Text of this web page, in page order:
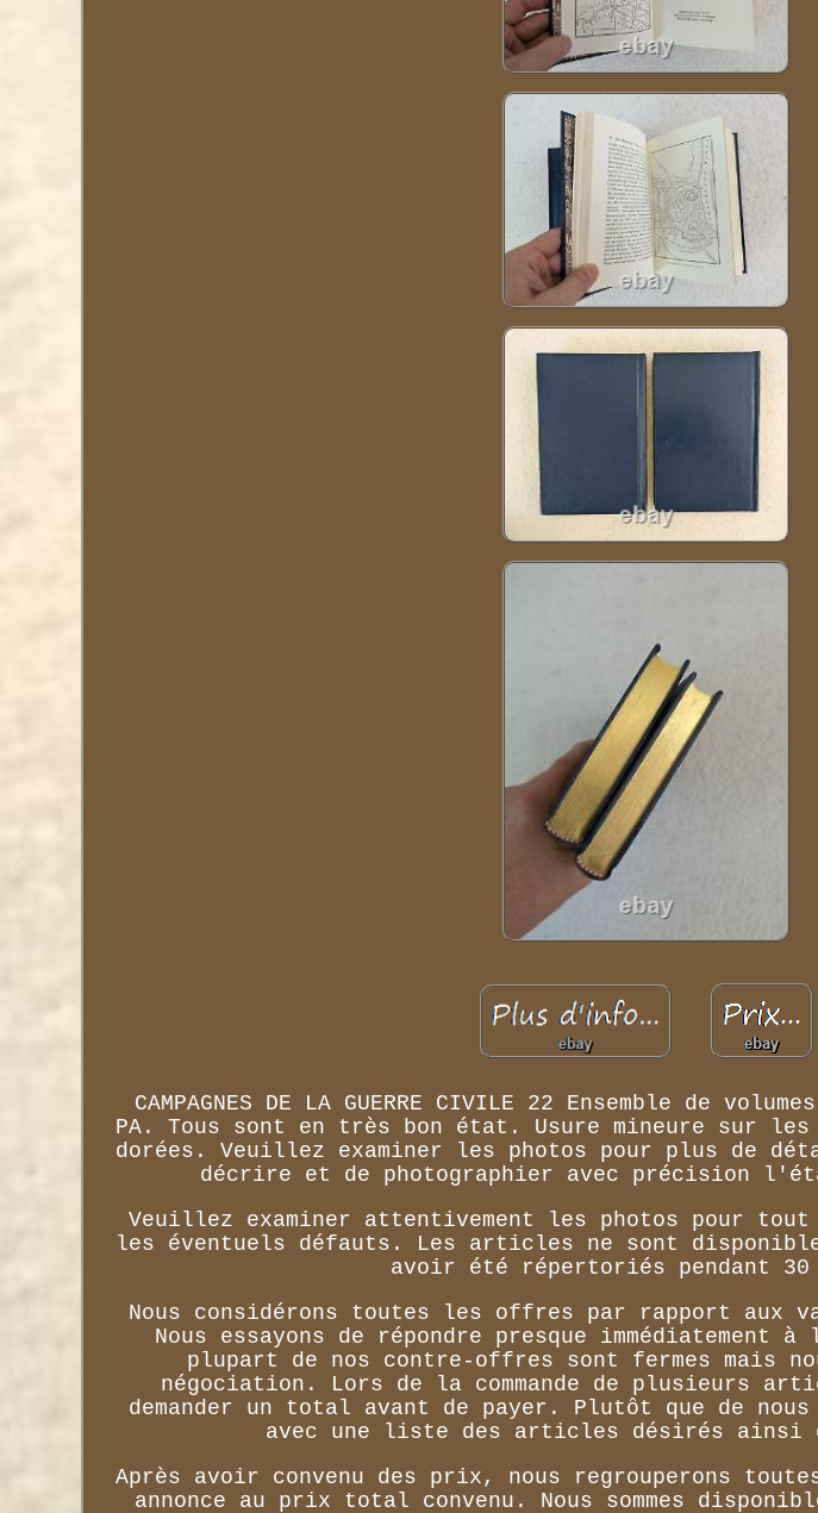
CAMPAGNES DE LA GUERRE CIVILE 22 Ensemble de
PA. Tous sont en très bon état. Usure mineure sur
dorées. Veuillez examiner les photos pour plus de
décrire et de photographier avec précision
Veuillez examiner attentivement les photos pour
les éventuels défauts. Les articles ne sont
avoir été répertoriés pendant
Nous considérons toutes les offres par rapport aux
Nous essayons de répondre presque
plupart de nos contre-offres sont fermes mais
négociation. Lors de la commande de plusieurs
demander un total avant de payer. Plutôt que de nous
avec une liste des articles désirés ainsi
Après avoir convenu des prix, nous regrouperons
annonce au prix total convenu. Nous sommes